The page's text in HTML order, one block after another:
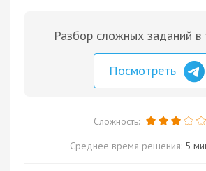
Разбор сложных заданий в
Посмотреть
Сложность:
Среднее время решения: 5